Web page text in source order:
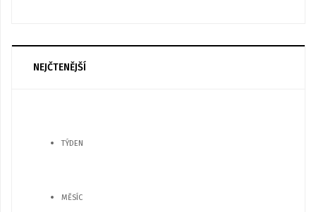
NEJČTENĚJŠÍ
TÝDEN
MĚSÍC